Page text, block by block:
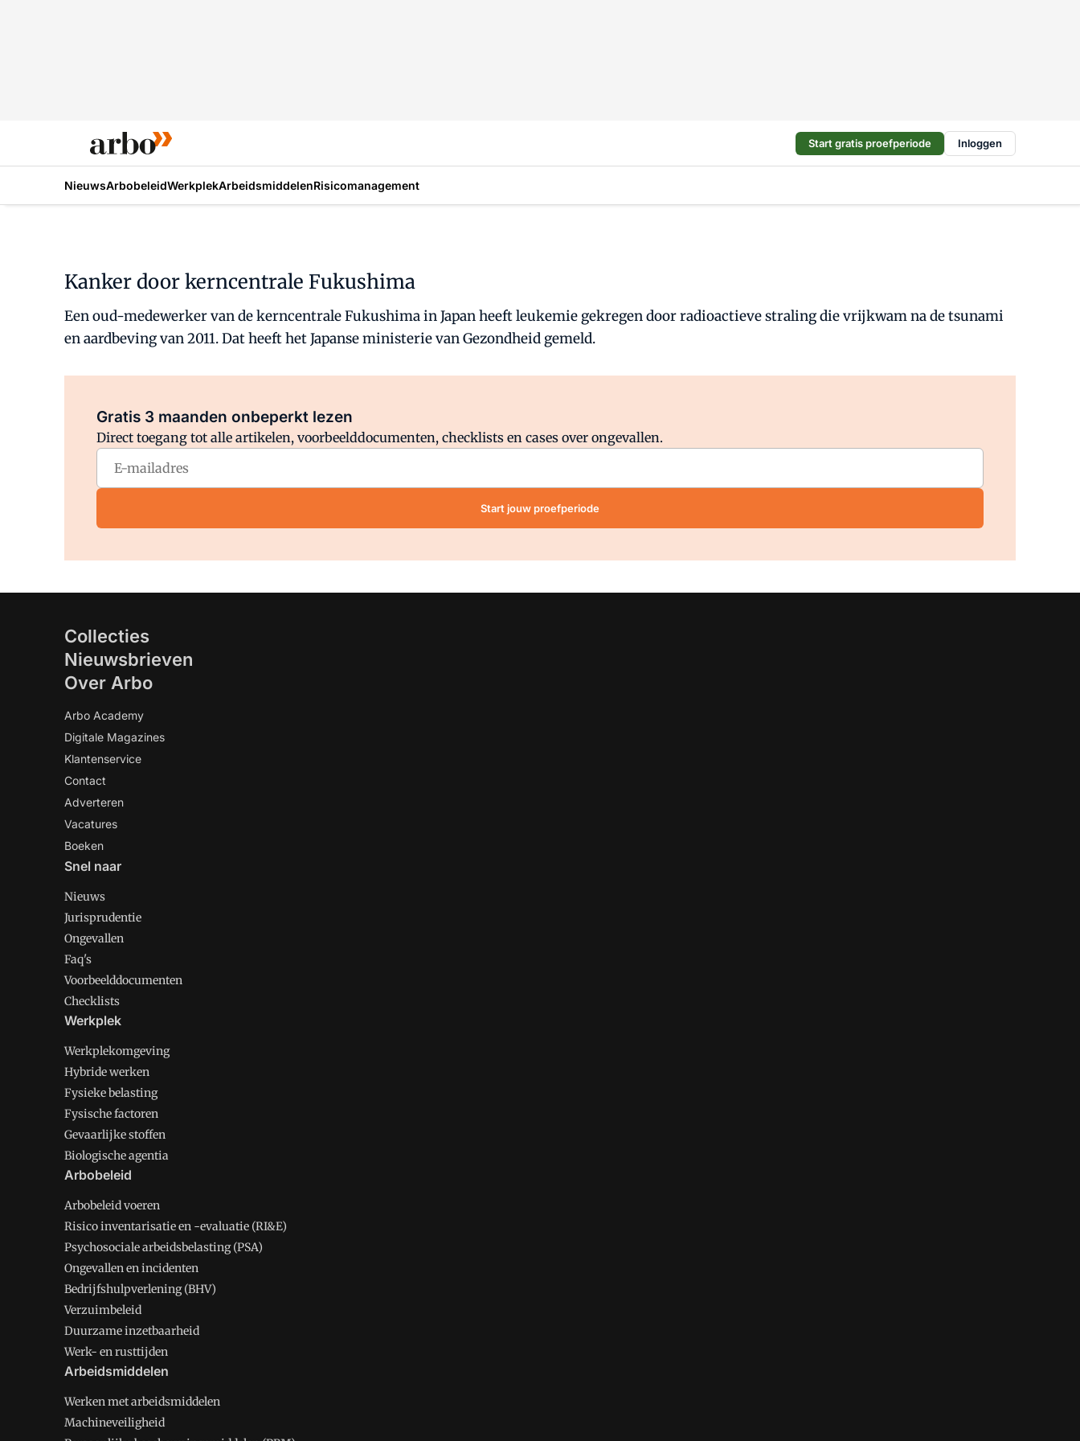
Start gratis proefperiode Inloggen
NieuwsArbobeleidWerkplekArbeidsmiddelenRisicomanagement
Kanker door kerncentrale Fukushima
Een oud-medewerker van de kerncentrale Fukushima in Japan heeft leukemie gekregen door radioactieve straling die vrijkwam na de tsunami
en aardbeving van 2011. Dat heeft het Japanse ministerie van Gezondheid gemeld.
Gratis 3 maanden onbeperkt lezen
Direct toegang tot alle artikelen, voorbeelddocumenten, checklists en cases over ongevallen.
Start jouw proefperiode
Collecties
Nieuwsbrieven
Over Arbo
Arbo Academy
Digitale Magazines
Klantenservice
Contact
Adverteren
Vacatures
Boeken
Snel naar
Nieuws
Jurisprudentie
Ongevallen
Faq's
Voorbeelddocumenten
Checklists
Werkplek
Werkplekomgeving
Hybride werken
Fysieke belasting
Fysische factoren
Gevaarlijke stoffen
Biologische agentia
Arbobeleid
Arbobeleid voeren
Risico inventarisatie en -evaluatie (RI&E)
Psychosociale arbeidsbelasting (PSA)
Ongevallen en incidenten
Bedrijfshulpverlening (BHV)
Verzuimbeleid
Duurzame inzetbaarheid
Werk- en rusttijden
Arbeidsmiddelen
Werken met arbeidsmiddelen
Machineveiligheid